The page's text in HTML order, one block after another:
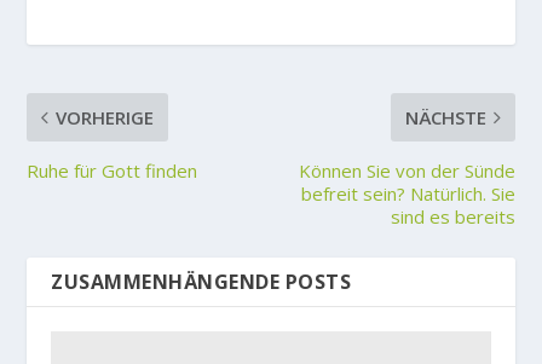
VORHERIGE
Ruhe für Gott finden
NÄCHSTE
Können Sie von der Sünde
befreit sein? Natürlich. Sie
sind es bereits
ZUSAMMENHÄNGENDE POSTS